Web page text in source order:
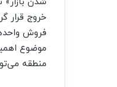
خروج قرار
فروش
موضوع
منطقه